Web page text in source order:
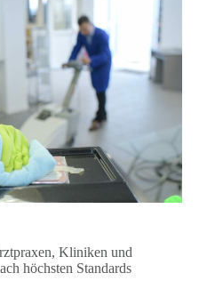
Kliniken und
höchsten Standards